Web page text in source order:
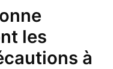
les
à